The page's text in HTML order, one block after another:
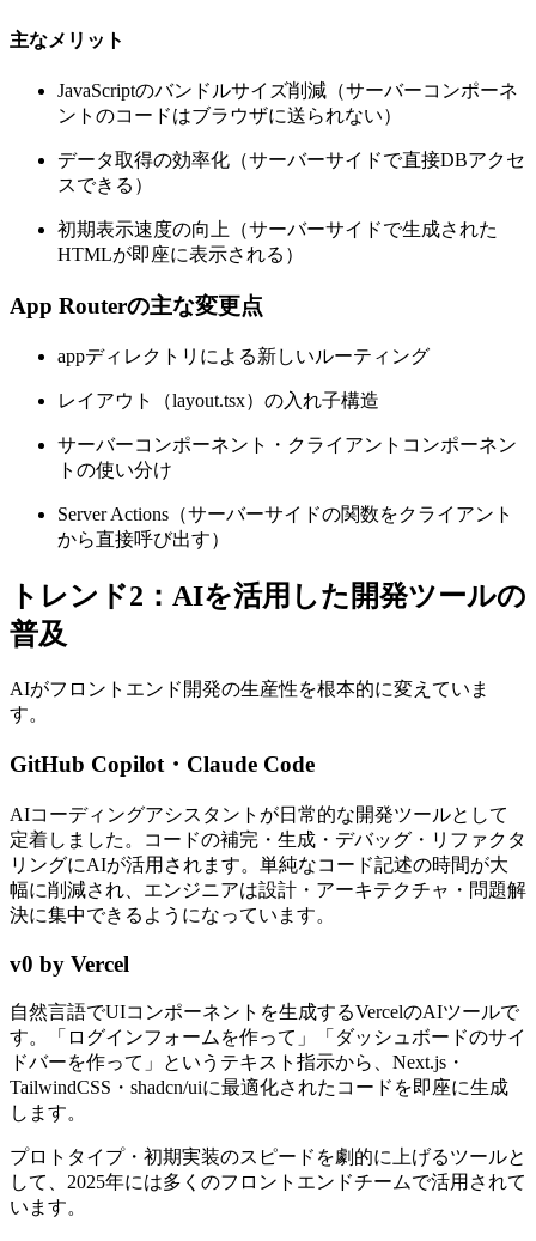
主なメリット
JavaScriptのバンドルサイズ削減（サーバーコンポーネ
ントのコードはブラウザに送られない）
データ取得の効率化（サーバーサイドで直接DBアクセ
スできる）
初期表示速度の向上（サーバーサイドで生成された
HTMLが即座に表示される）
App Routerの主な変更点
appディレクトリによる新しいルーティング
レイアウト（layout.tsx）の入れ子構造
サーバーコンポーネント・クライアントコンポーネン
トの使い分け
Server Actions（サーバーサイドの関数をクライアント
から直接呼び出す）
トレンド2：AIを活用した開発ツールの
普及
AIがフロントエンド開発の生産性を根本的に変えていま
す。
GitHub Copilot・Claude Code
AIコーディングアシスタントが日常的な開発ツールとして
定着しました。コードの補完・生成・デバッグ・リファクタ
リングにAIが活用されます。単純なコード記述の時間が大
幅に削減され、エンジニアは設計・アーキテクチャ・問題解
決に集中できるようになっています。
v0 by Vercel
自然言語でUIコンポーネントを生成するVercelのAIツールで
す。「ログインフォームを作って」「ダッシュボードのサイ
ドバーを作って」というテキスト指示から、Next.js・
TailwindCSS・shadcn/uiに最適化されたコードを即座に生成
します。
プロトタイプ・初期実装のスピードを劇的に上げるツールと
して、2025年には多くのフロントエンドチームで活用されて
います。